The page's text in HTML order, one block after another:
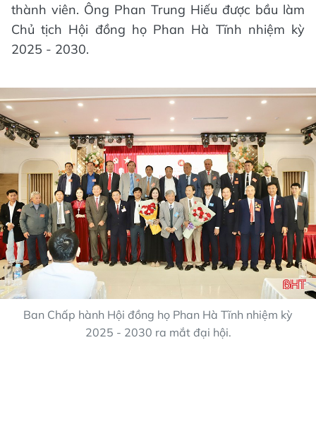
thành viên. Ông Phan Trung Hiếu được bầu làm
Chủ tịch Hội đồng họ Phan Hà Tĩnh nhiệm kỳ
2025 - 2030.
Ban Chấp hành Hội đồng họ Phan Hà Tĩnh nhiệm kỳ
2025 - 2030 ra mắt đại hội.